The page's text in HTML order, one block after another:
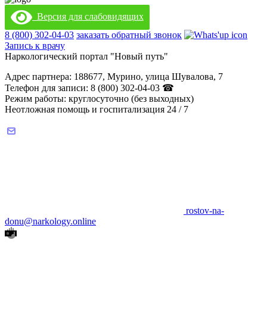
Версия для слабовидящих
8 (800) 302-04-03 заказать обратный звонок
Запись к врачу
Наркологический портал "Новый путь"
Адрес партнера: 188677, Мурино, улица Шувалова, 7
Телефон для записи: 8 (800) 302-04-03 ☎
Режим работы: круглосуточно (без выходных)
Неотложная помощь и госпитализация 24 / 7
rostov-na-
donu@narkology.online